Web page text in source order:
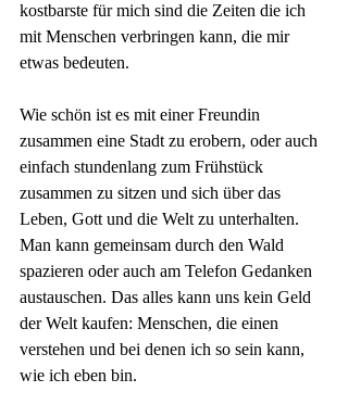
kostbarste für mich sind die Zeiten die ich
mit Menschen verbringen kann, die mir
etwas bedeuten.
Wie schön ist es mit einer Freundin
zusammen eine Stadt zu erobern, oder auch
einfach stundenlang zum Frühstück
zusammen zu sitzen und sich über das
Leben, Gott und die Welt zu unterhalten.
Man kann gemeinsam durch den Wald
spazieren oder auch am Telefon Gedanken
austauschen. Das alles kann uns kein Geld
der Welt kaufen: Menschen, die einen
verstehen und bei denen ich so sein kann,
wie ich eben bin.